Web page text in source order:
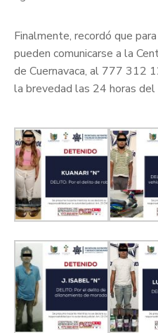
Finalmente, recordó que
pueden comunicarse a la
de Cuernavaca, al 777 312
la brevedad las 24 horas del